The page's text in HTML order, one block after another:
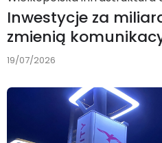
Inwestycje za
zmienią
19/07/2026